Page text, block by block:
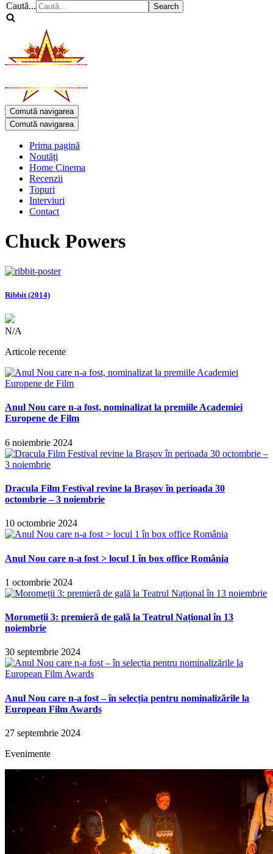
Caută...
Comută navigarea
Comută navigarea
Prima pagină
Noutăți
Home Cinema
Recenzii
Topuri
Interviuri
Contact
Chuck Powers
Ribbit (2014)
N/A
Articole recente
Anul Nou care n-a fost, nominalizat la premiile Academiei
Europene de Film
6 noiembrie 2024
Dracula Film Festival revine la Brașov în perioada 30
octombrie – 3 noiembrie
10 octombrie 2024
Anul Nou care n-a fost > locul 1 în box office România
1 octombrie 2024
Moromeții 3: premieră de gală la Teatrul Național în 13
noiembrie
30 septembrie 2024
Anul Nou care n-a fost – în selecția pentru nominalizările la
European Film Awards
27 septembrie 2024
Evenimente